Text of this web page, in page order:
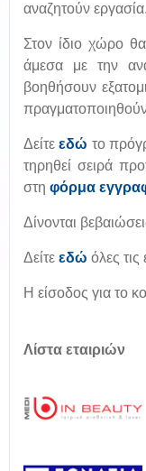
αναζητούν εργασία.
Στον ίδιο χώρο
άμεσα με την
βοηθήσουν
Δείτεεδώ το
τηρηθεί σειρά
στη φόρμα
Δίνονται
Δείτε εδώ όλες τις
Η είσοδος για το
Λίστα εταιριών